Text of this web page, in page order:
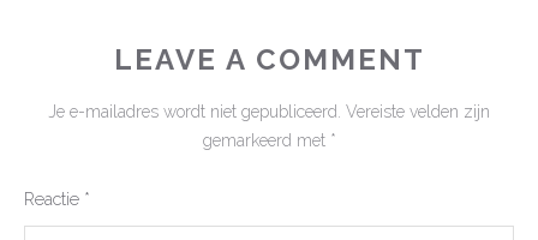
LEAVE A COMMENT
Je e-mailadres wordt niet gepubliceerd. Vereiste velden zijn
gemarkeerd met *
Reactie *